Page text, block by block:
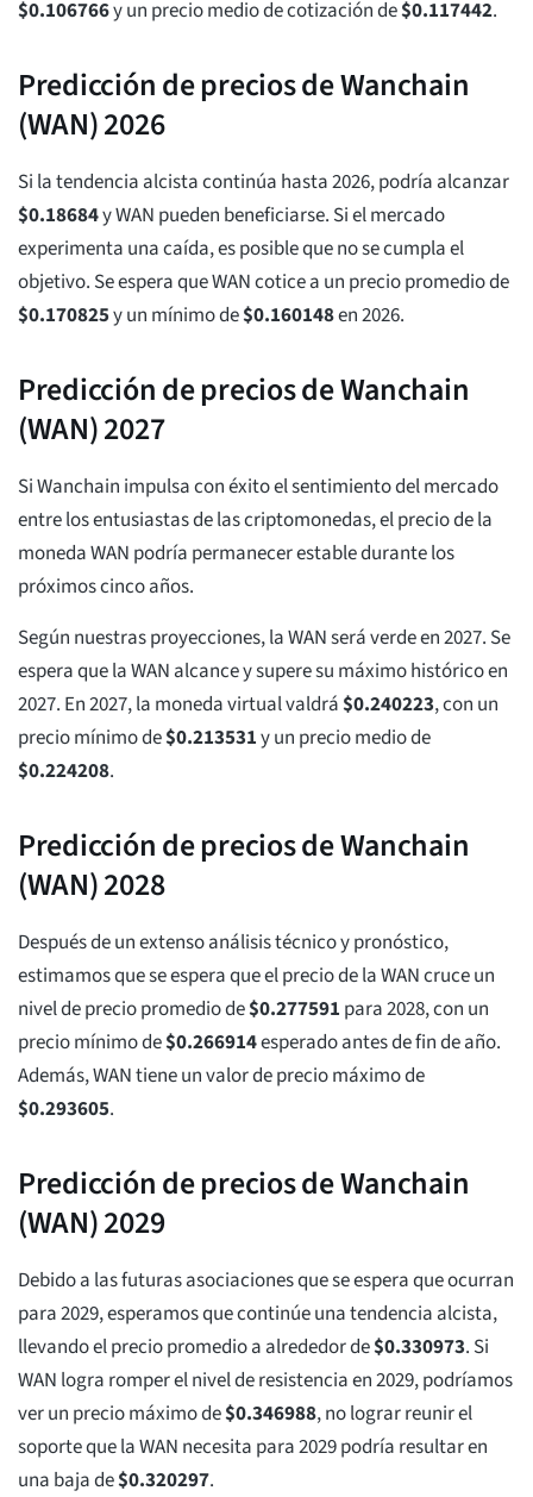
$0.106766y un precio medio de cotización de$0.117442.
Predicción de precios de Wanchain
(WAN) 2026
Si la tendencia alcista continúa hasta 2026, podría alcanzar
$0.18684y WAN pueden beneficiarse. Si el mercado
experimenta una caída, es posible que no se cumpla el
objetivo. Se espera que WAN cotice a un precio promedio de
$0.170825y un mínimo de$0.160148en 2026.
Predicción de precios de Wanchain
(WAN) 2027
Si Wanchain impulsa con éxito el sentimiento del mercado
entre los entusiastas de las criptomonedas, el precio de la
moneda WAN podría permanecer estable durante los
próximos cinco años.
Según nuestras proyecciones, la WAN será verde en 2027. Se
espera que la WAN alcance y supere su máximo histórico en
2027. En 2027, la moneda virtual valdrá$0.240223, con un
precio mínimo de$0.213531y un precio medio de
$0.224208.
Predicción de precios de Wanchain
(WAN) 2028
Después de un extenso análisis técnico y pronóstico,
estimamos que se espera que el precio de la WAN cruce un
nivel de precio promedio de$0.277591 para 2028, con un
precio mínimo de$0.266914esperado antes de fin de año.
Además, WAN tiene un valor de precio máximo de
$0.293605.
Predicción de precios de Wanchain
(WAN) 2029
Debido a las futuras asociaciones que se espera que ocurran
para 2029, esperamos que continúe una tendencia alcista,
llevando el precio promedio a alrededor de$0.330973. Si
WAN logra romper el nivel de resistencia en 2029, podríamos
ver un precio máximo de$0.346988, no lograr reunir el
soporte que la WAN necesita para 2029 podría resultar en
una baja de$0.320297.